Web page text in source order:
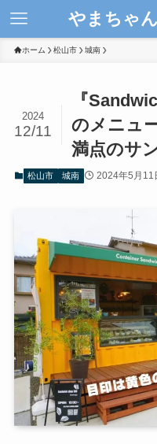
やまちゃ
ホーム 松山市 城南
『
のメニュ
満点のサ
2024
12/11
松山市 城南 2024年5月11